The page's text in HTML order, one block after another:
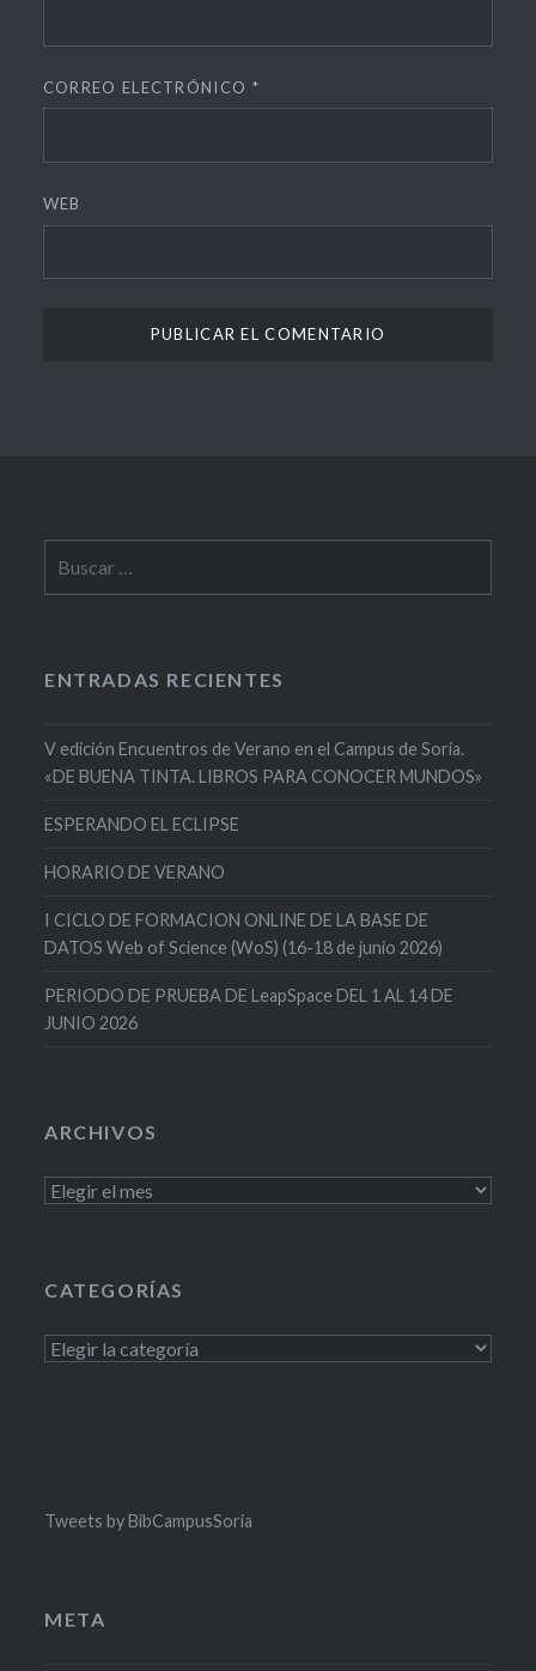
CORREO ELECTRÓNICO *
WEB
ENTRADAS RECIENTES
V edición Encuentros de Verano en el Campus de Soria.
«DE BUENA TINTA. LIBROS PARA CONOCER MUNDOS»
ESPERANDO EL ECLIPSE
HORARIO DE VERANO
I CICLO DE FORMACION ONLINE DE LA BASE DE
DATOS Web of Science (WoS) (16-18 de junio 2026)
PERIODO DE PRUEBA DE LeapSpace DEL 1 AL 14 DE
JUNIO 2026
ARCHIVOS
Archivos
CATEGORÍAS
Categorías
Tweets by BibCampusSoria
META